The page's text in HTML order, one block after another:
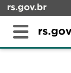
para
conteúdo
Alterna